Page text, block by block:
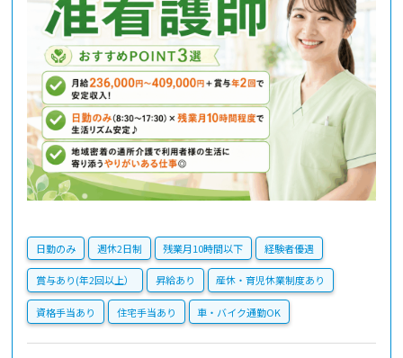
日勤のみ 週休2日制 残業月10時間以下 経験者優遇
賞与あり(年2回以上） 昇給あり 産休・育児休業制度あり
資格手当あり 住宅手当あり 車・バイク通勤OK